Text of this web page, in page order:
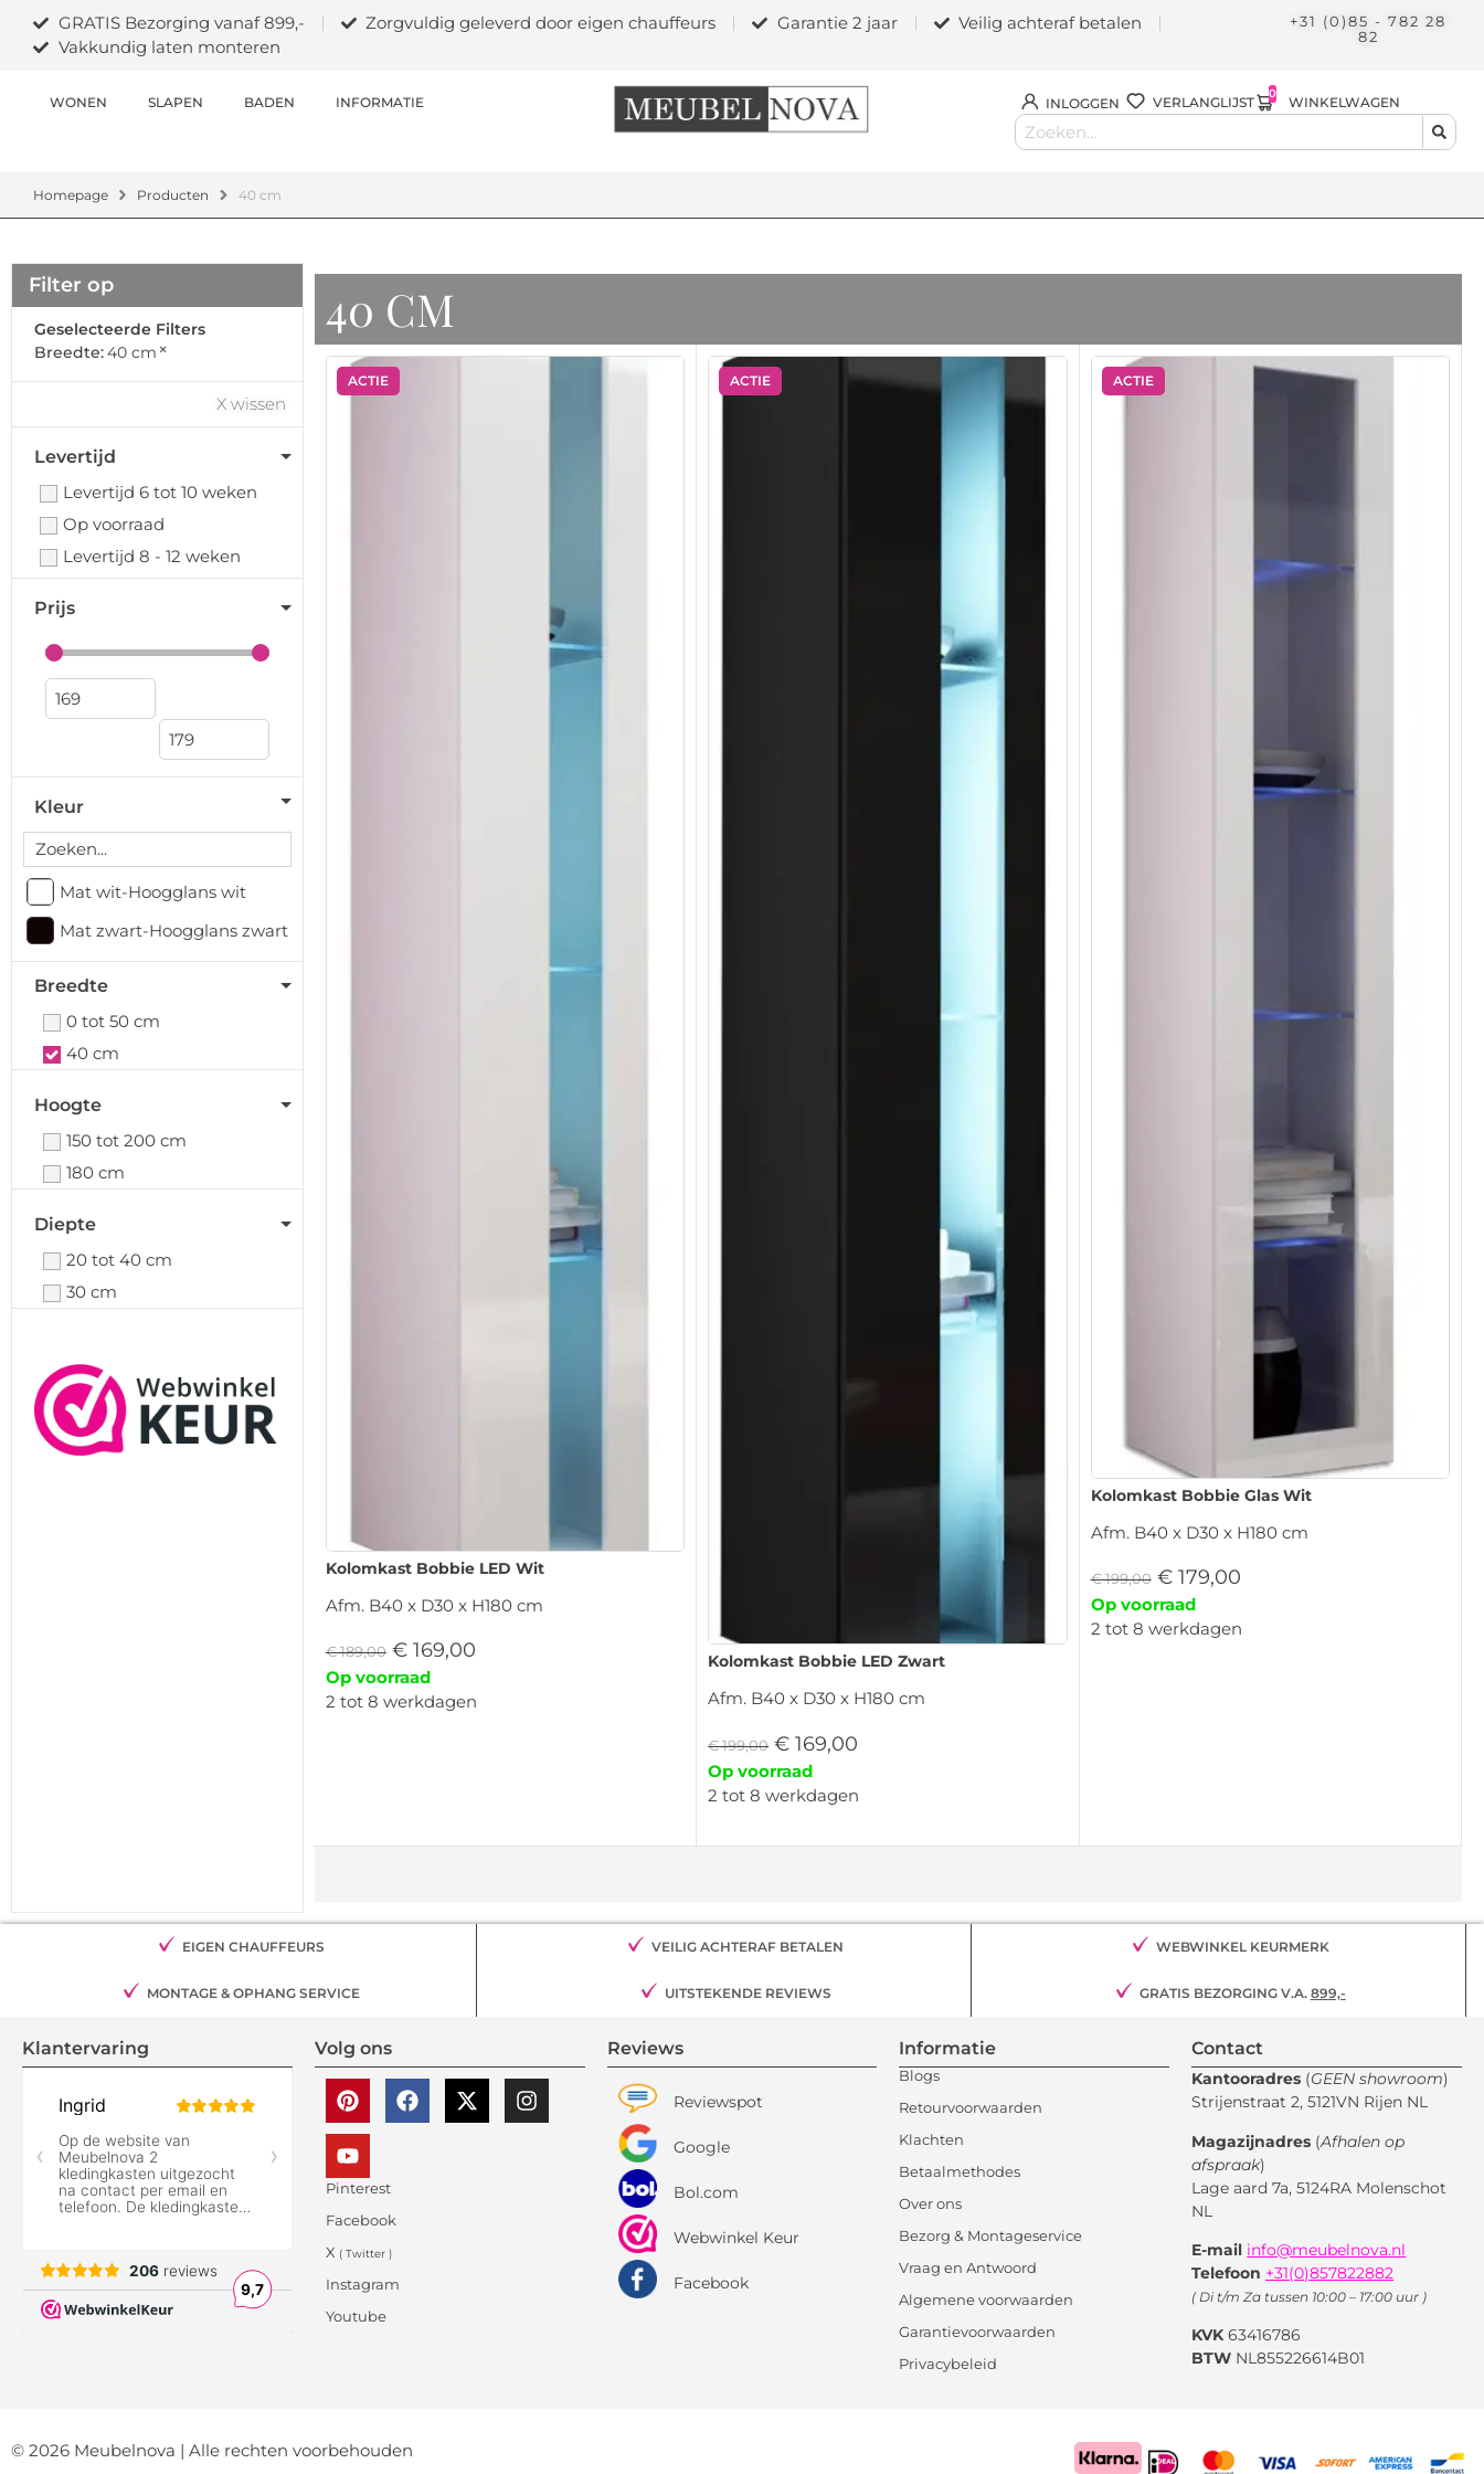
GRATIS Bezorging vanaf 899,- Zorgvuldig geleverd door eigen chauffeurs Garantie 2 jaar
Veilig achteraf betalen
Vakkundig laten monteren
+31 (0)85 - 782 28
82
WONEN SLAPEN BADEN INFORMATIE INLOGGEN VERLANGLIJST WINKELWAGEN
0
Homepage Producten 40 cm
Filter op
Geselecteerde Filters
Breedte:40 cm ×
X wissen
Levertijd
Levertijd 6 tot 10 weken
Op voorraad
Levertijd 8 - 12 weken
Prijs
Kleur
Mat wit-Hoogglans wit
Mat zwart-Hoogglans zwart
Breedte
0 tot 50 cm
40 cm
Hoogte
150 tot 200 cm
180 cm
Diepte
20 tot 40 cm
30 cm
40 CM
ACTIE
Kolomkast Bobbie LED Wit
Afm. B40 x D30 x H180 cm
€189,00 €169,00
Op voorraad
2 tot 8 werkdagen
ACTIE
Kolomkast Bobbie LED Zwart
Afm. B40 x D30 x H180 cm
€199,00 € 169,00
Op voorraad
2 tot 8 werkdagen
ACTIE
Kolomkast Bobbie Glas Wit
Afm. B40 x D30 x H180 cm
€199,00 €179,00
Op voorraad
2 tot 8 werkdagen
EIGEN CHAUFFEURS VEILIG ACHTERAF BETALEN WEBWINKEL KEURMERK
MONTAGE & OPHANG SERVICE UITSTEKENDE REVIEWS GRATIS BEZORGING V.A. 899,-
Klantervaring Volg ons
Pinterest
Facebook
X ( Twitter )
Instagram
Youtube
Reviews
Reviewspot
Google
Bol.com
Webwinkel Keur
Facebook
Informatie
Blogs
Retourvoorwaarden
Klachten
Betaalmethodes
Over ons
Bezorg & Montageservice
Vraag en Antwoord
Algemene voorwaarden
Garantievoorwaarden
Privacybeleid
Contact
Kantooradres (GEEN showroom)
Strijenstraat 2, 5121VN Rijen NL
Magazijnadres (Afhalen op
afspraak)
Lage aard 7a, 5124RA Molenschot
NL
E-mail info@meubelnova.nl
Telefoon +31(0)857822882
( Di t/m Za tussen 10:00 – 17:00 uur )
KVK63416786
BTW NL855226614B01
© 2026 Meubelnova | Alle rechten voorbehouden